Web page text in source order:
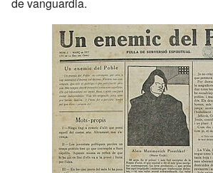
de vanguardia.